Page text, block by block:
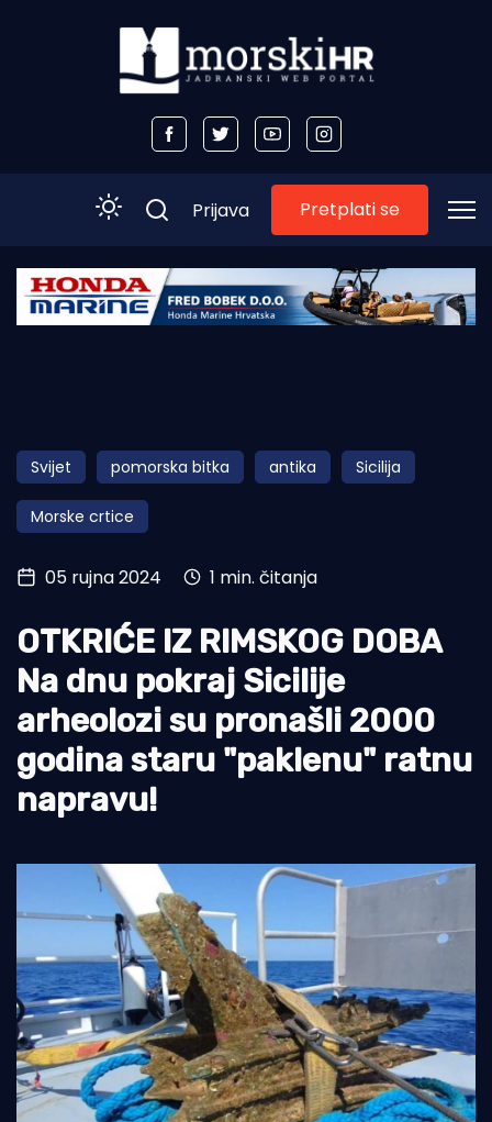
Početna
Obala
Otoci
Turizam i nautika
Pomorstvo
Ekologija
Tradicija i kultura
Prijava Pretplati se
Svijet pomorska bitka antika Sicilija
Morske crtice
05 rujna 2024 1 min. čitanja
OTKRIĆE IZ RIMSKOG DOBA
Na dnu pokraj Sicilije
arheolozi su pronašli 2000
godina staru "paklenu" ratnu
napravu!